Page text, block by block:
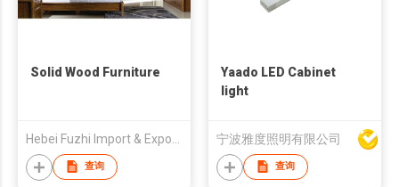
Solid Wood Furniture
查询
Yaado LED Cabinet
light
宁波雅度照明有限公司
查询